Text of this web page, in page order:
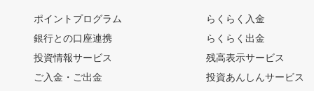
ポイントプログラム
銀行との口座連携
投資情報サービス
ご入金・ご出金
らくらく入金
らくらく出金
残高表示サービス
投資あんしんサービス